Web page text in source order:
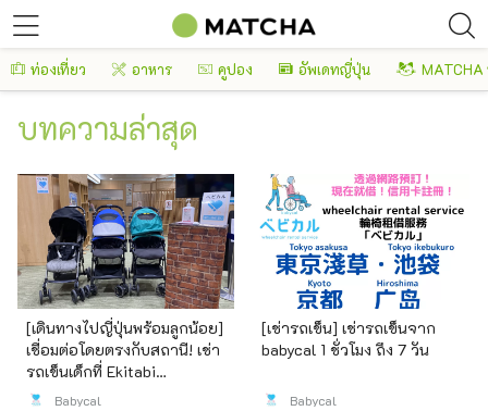
ท่องเที่ยว อาหาร คูปอง อัพเดทญี่ปุ่น
บทความล่าสุด
[เดินทางไปญี่ปุ่นพร้อมลูกน้อย]
เชื่อมต่อโดยตรงกับสถานี! เช่า
รถเข็นเด็กที่ Ekitabi
Concierge
Babycal
[เช่ารถเข็น] เช่ารถเข็นจาก
babycal 1 ชั่วโมง ถึง 7 วัน
Babycal